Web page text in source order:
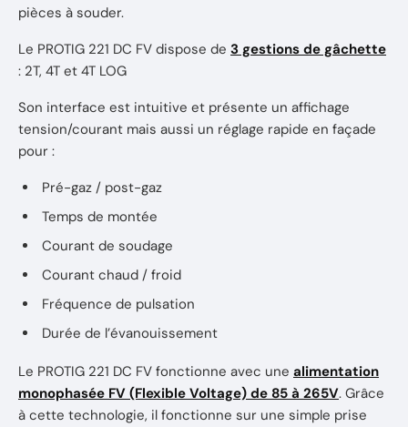
pièces à souder.
Le PROTIG 221 DC FV dispose de 3 gestions de gâchette
: 2T, 4T et 4T LOG
Son interface est intuitive et présente un affichage
tension/courant mais aussi un réglage rapide en façade
pour :
Pré-gaz / post-gaz
Temps de montée
Courant de soudage
Courant chaud / froid
Fréquence de pulsation
Durée de l’évanouissement
Le PROTIG 221 DC FV fonctionne avec une alimentation
monophasée FV (Flexible Voltage) de 85 à 265V. Grâce
à cette technologie, il fonctionne sur une simple prise